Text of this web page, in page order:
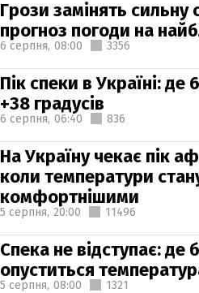
Грози замінять сильну
прогноз погоди на
6 серпня, 08:00 3356
Пік спеки в Україні: де
+38 градусів
6 серпня, 06:40 836
На Україну чекає пік
коли температури
комфортнішими
5 серпня, 20:00 11496
Спека не відступає: де
опуститься
5 серпня, 08:00 1321